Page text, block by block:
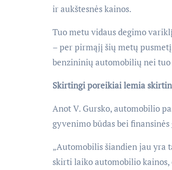
ir aukštesnės kainos.
Tuo metu vidaus degimo
– per pirmąjį šių metų
benzininių automobilių nei
Skirtingi poreikiai lemia
Anot V. Gursko, automobilio
gyvenimo būdas bei
„Automobilis šiandien jau yra
skirti laiko automobilio